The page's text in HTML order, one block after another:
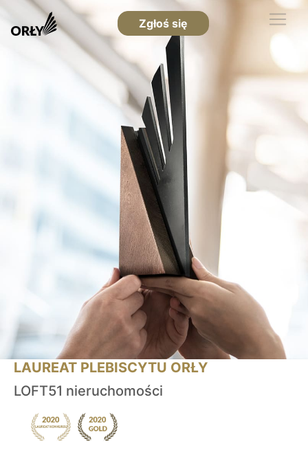
Zgłoś się
LAUREAT PLEBISCYTU ORŁY
LOFT51 nieruchomości